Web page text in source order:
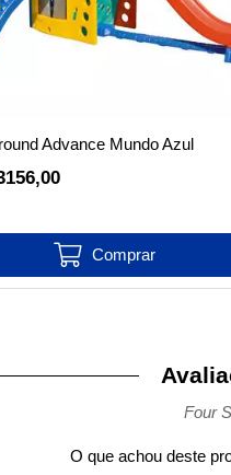
Advance Mundo Azul
Four
O que achou deste